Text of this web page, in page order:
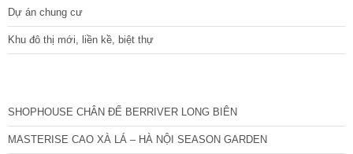
Dự án chung cư
Khu đô thị mới, liền kề, biệt thự
SHOPHOUSE CHÂN ĐẾ BERRIVER LONG BIÊN
MASTERISE CAO XÀ LÁ – HÀ NỘI SEASON GARDEN